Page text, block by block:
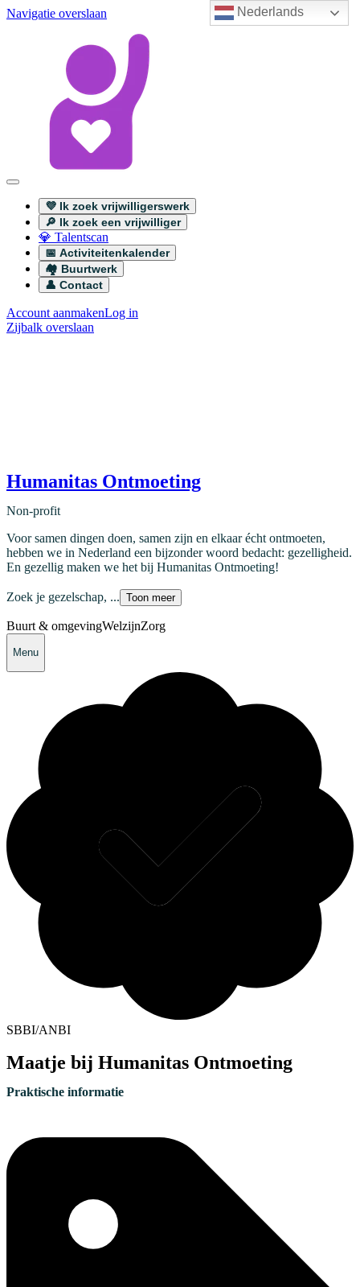
Nederlands
Navigatie overslaan
💜 Ik zoek vrijwilligerswerk
🔎 Ik zoek een vrijwilliger
💎 Talentscan
📅 Activiteitenkalender
🏘️ Buurtwerk
👤 Contact
Account aanmakenLog in
Zijbalk overslaan
Humanitas Ontmoeting
Non-profit
Voor samen dingen doen, samen zijn en elkaar écht ontmoeten,
hebben we in Nederland een bijzonder woord bedacht: gezelligheid.
En gezellig maken we het bij Humanitas Ontmoeting!
Zoek je gezelschap, ... Toon meer
Buurt & omgevingWelzijnZorg
Menu
SBBI/ANBI
Maatje bij Humanitas Ontmoeting
Praktische informatie